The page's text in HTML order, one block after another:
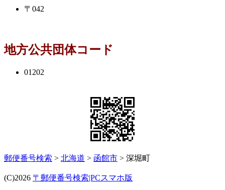
〒042
地方公共団体コード
01202
郵便番号検索 > 北海道 > 函館市 > 深堀町
(C)2026 〒郵便番号検索|PCスマホ版